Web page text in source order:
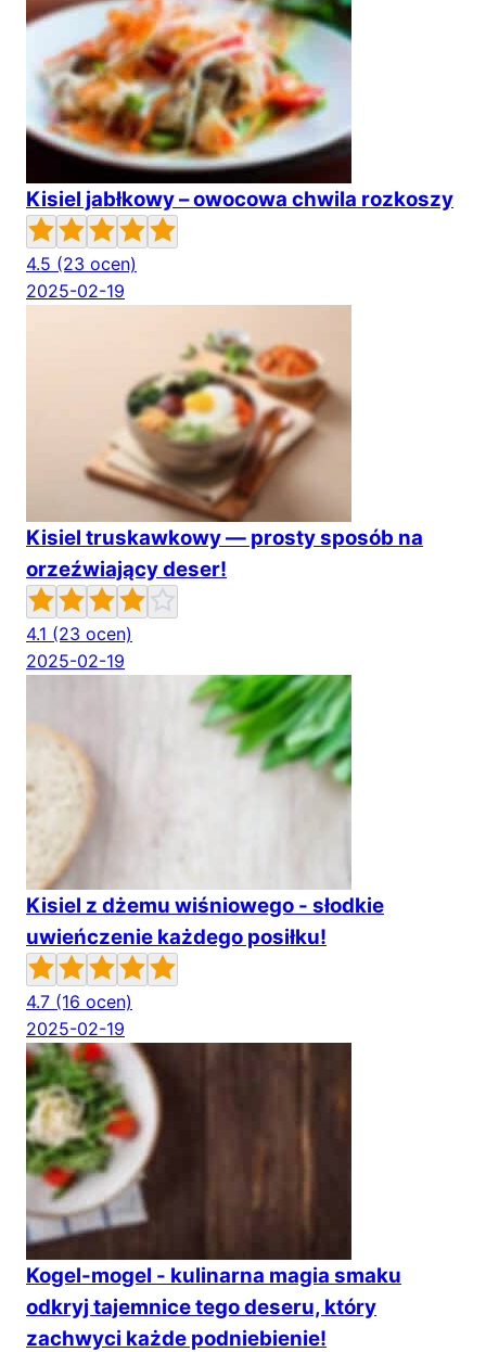
Kisiel jabłkowy – owocowa chwila rozkoszy
4.5 (23 ocen)
2025-02-19
Kisiel truskawkowy — prosty sposób na
orzeźwiający deser!
4.1 (23 ocen)
2025-02-19
Kisiel z dżemu wiśniowego - słodkie
uwieńczenie każdego posiłku!
4.7 (16 ocen)
2025-02-19
Kogel-mogel - kulinarna magia smaku
odkryj tajemnice tego deseru, który
zachwyci każde podniebienie!